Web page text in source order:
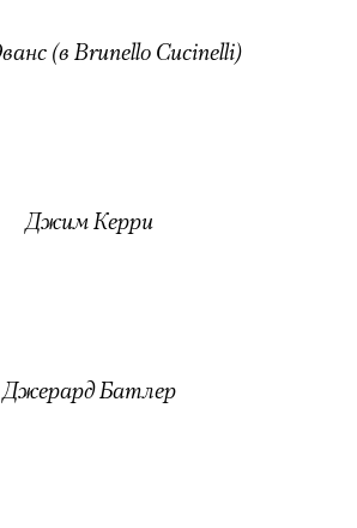
(в Brunello Cucinelli)
Джим Керри
Джерард Батлер